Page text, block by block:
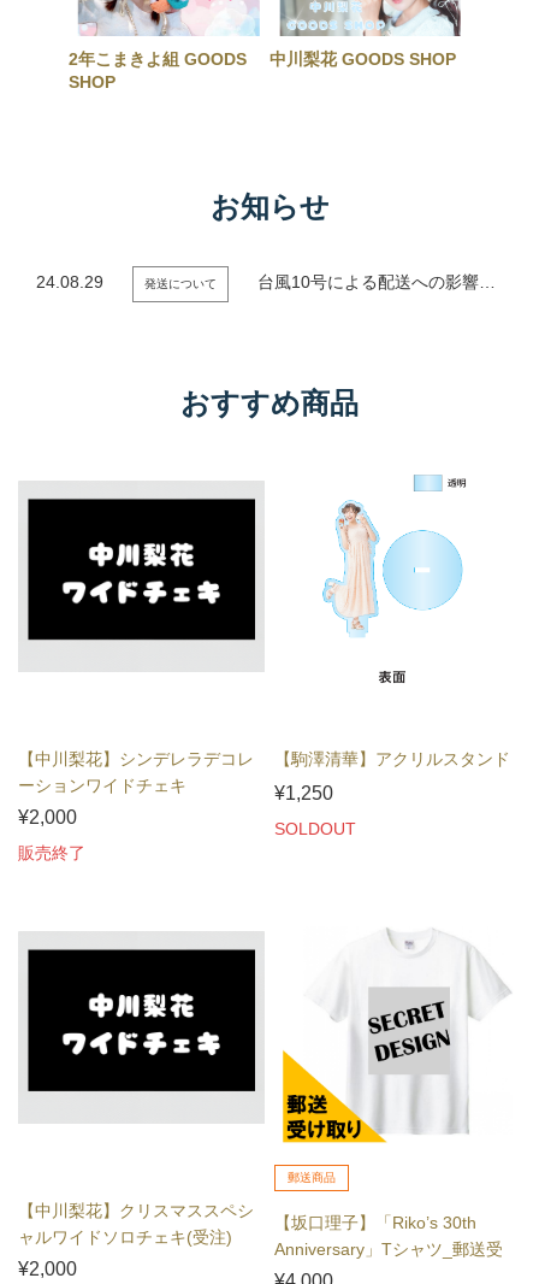
2年こまきよ組 GOODS
SHOP
中川梨花 GOODS SHOP
お知らせ
24.08.29 発送について 台風10号による配送への影響について
おすすめ商品
【中川梨花】シンデレラデコレ
ーションワイドチェキ
¥2,000
販売終了
【駒澤清華】アクリルスタンド
¥1,250
SOLDOUT
【中川梨花】クリスマススペシ
ャルワイドソロチェキ(受注)
¥2,000
郵送商品
【坂口理子】「Riko’s 30th
Anniversary」Tシャツ_郵送受
け...